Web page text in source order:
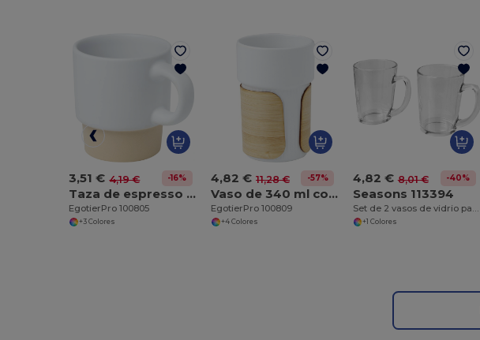
3,51 € 4,19 € -16%
Taza de espresso apilable de 130 ml con fondo de arcilla "Olympia"
EgotierPro 100805
+3 Colores
4,82 € 11,28 € -57%
Vaso de 340 ml con funda de bambú "Fika"
EgotierPro 100809
+4 Colores
4,82 € 8,01 € -40%
Seasons 113394
+1 Colores